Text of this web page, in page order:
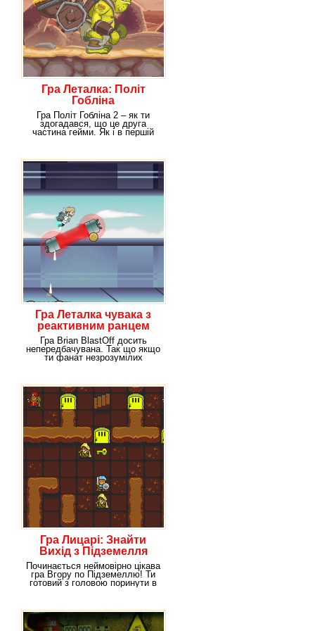
Гра Леталка: Політ
Гобліна
Гра Політ Гобліна 2 – як ти
здогадався, що це друга
частина гейми. Як і в першій
Гра Леталка чувака з
реактивним ранцем
Гра Brian BlastOff досить
непередбачувана. Так що якщо
ти фанат незрозумілих
Гра Лицарі: Знайти
Вихід з Підземелля
Починається неймовірно цікава
гра Вгору по Підземеллю! Ти
готовий з головою поринути в